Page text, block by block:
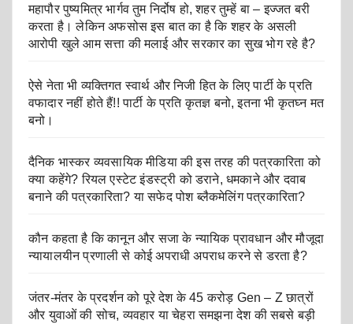
महापौर पुष्यमित्र भार्गव तुम निर्दोष हो, शहर तुम्हें बा – इज्जत बरी
करता है। लेकिन अफसोस इस बात का है कि शहर के असली
आरोपी खुले आम सत्ता की मलाई और सरकार का सुख भोग रहे है?
ऐसे नेता भी व्यक्तिगत स्वार्थ और निजी हित के लिए पार्टी के प्रति
वफादार नहीं होते हैं!! पार्टी के प्रति कृतज्ञ बनो, इतना भी कृतघ्न मत
बनो।
दैनिक भास्कर व्यवसायिक मीडिया की इस तरह की पत्रकारिता को
क्या कहेंगे? रियल एस्टेट इंडस्ट्री को डराने, धमकाने और दवाब
बनाने की पत्रकारिता? या सफेद पोश ब्लैकमेलिंग पत्रकारिता?
कौन कहता है कि कानून और सजा के न्यायिक प्रावधान और मौजूदा
न्यायालयीन प्रणाली से कोई अपराधी अपराध करने से डरता है?
जंतर-मंतर के प्रदर्शन को पूरे देश के 45 करोड़ Gen – Z छात्रों
और युवाओं की सोच, व्यवहार या चेहरा समझना देश की सबसे बड़ी